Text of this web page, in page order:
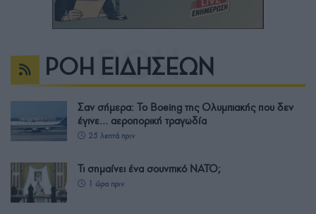
ΡΟΗ ΕΙΔΗΣΕΩΝ
Σαν σήμερα: Το Boeing της Ολυμπιακής που δεν
έγινε… αεροπορική τραγωδία
25 λεπτά πριν
Τι σημαίνει ένα σουνιτικό ΝΑΤΟ;
1 ώρα πριν